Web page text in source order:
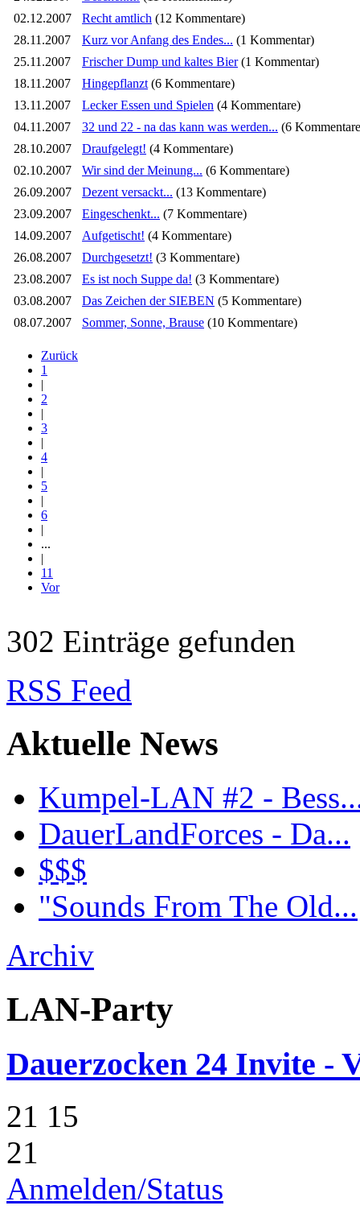
02.12.2007
Recht amtlich (12 Kommentare)
28.11.2007
Kurz vor Anfang des Endes... (1 Kommentar)
25.11.2007
Frischer Dump und kaltes Bier (1 Kommentar)
18.11.2007
Hingepflanzt (6 Kommentare)
13.11.2007
Lecker Essen und Spielen (4 Kommentare)
04.11.2007
32 und 22 - na das kann was werden... (6
28.10.2007
Draufgelegt! (4 Kommentare)
02.10.2007
Wir sind der Meinung... (6 Kommentare)
26.09.2007
Dezent versackt... (13 Kommentare)
23.09.2007
Eingeschenkt... (7 Kommentare)
14.09.2007
Aufgetischt! (4 Kommentare)
26.08.2007
Durchgesetzt! (3 Kommentare)
23.08.2007
Es ist noch Suppe da! (3 Kommentare)
03.08.2007
Das Zeichen der SIEBEN (5 Kommentare)
08.07.2007
Sommer, Sonne, Brause (10 Kommentare)
Zurück
1
|
2
|
3
|
4
|
5
|
6
|
...
|
11
Vor
302 Einträge gefunden
RSS Feed
Aktuelle News
Kumpel-LAN #2 -
DauerLandForces - Da...
$$$
"Sounds From The Old...
Archiv
LAN-Party
Dauerzocken 24 Invite -
21 15
21
Anmelden/Status